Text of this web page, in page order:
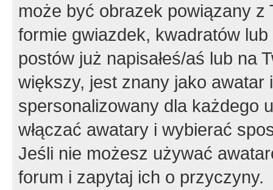
może być obrazek powiązany z
formie gwiazdek, kwadratów
postów już napisałeś/aś lub na
większy, jest znany jako
spersonalizowany dla każdego
włączać awatary i wybierać
Jeśli nie możesz używać
forum i zapytaj ich o przyczyny.